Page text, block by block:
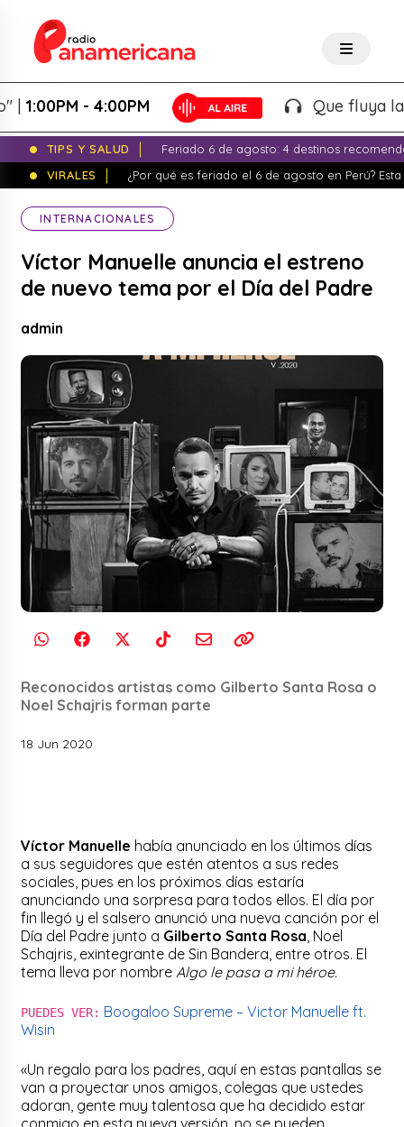
- 4:00PM Que fluya la
TIPS Y SALUD
Feriado 6 de agosto: 4 destinos
VIRALES
¿Por qué es feriado el 6 de agosto en Perú?
INTERNACIONALES
Víctor Manuelle anuncia el estreno
de nuevo tema por el Día del Padre
admin
Reconocidos artistas como Gilberto Santa Rosa o
Noel Schajris forman parte
18 Jun 2020
Víctor Manuelle había anunciado en los últimos días
a sus seguidores que estén atentos a sus redes
sociales, pues en los próximos días estaría
anunciando una sorpresa para todos ellos. El día por
fin llegó y el salsero anunció una nueva canción por el
Día del Padre junto a Gilberto Santa Rosa , Noel
Schajris, exintegrante de Sin Bandera, entre otros. El
tema lleva por nombre Algo le pasa a mi héroe.
PUEDES VER: Boogaloo Supreme – Victor Manuelle ft.
Wisin
«Un regalo para los padres, aquí en estas pantallas se
van a proyectar unos amigos, colegas que ustedes
adoran, gente muy talentosa que ha decidido estar
conmigo en esta nueva versión, no se pueden